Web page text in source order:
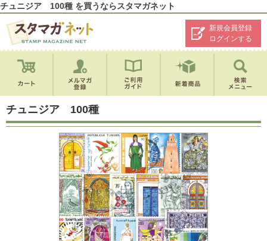
チュニジア 100種 を買うならスタマガネット
新規会員登録
ログインする
チュニジア 100種